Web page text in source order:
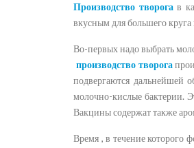
Производство творогав
вкусным для большего круга
Во-первых надо выбрать
производство творога
подвергаются дальнейшей
молочно-кислые бактерии.
Вакцины содержат также
Время , в течение которого